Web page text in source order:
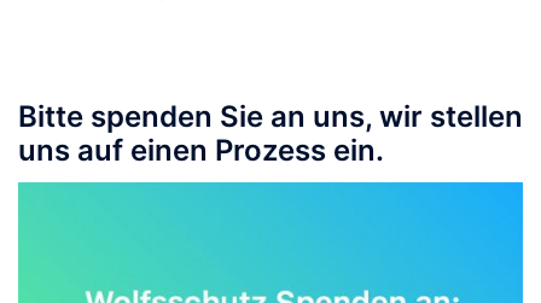
Bitte spenden Sie an uns, wir stellen
uns auf einen Prozess ein.